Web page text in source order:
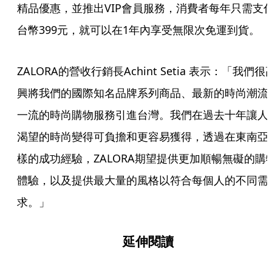
精品優惠，並推出VIP會員服務，消費者每年只需支
台幣399元，就可以在1年內享受無限次免運到貨。
ZALORA的營收行銷長Achint Setia 表示：「我們很
興將我們的國際知名品牌系列商品、最新的時尚潮流
一流的時尚購物服務引進台灣。我們在過去十年讓人
渴望的時尚變得可負擔和更容易獲得，透過在東南亞
樣的成功經驗，ZALORA期望提供更加順暢無礙的購
體驗，以及提供最大量的風格以符合每個人的不同需
求。」
延伸閱讀